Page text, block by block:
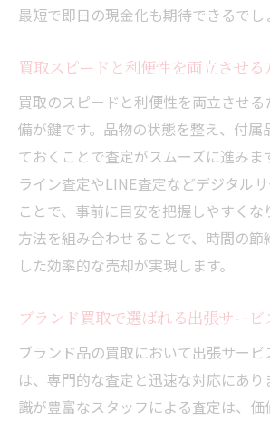
最短で即日の現金化も期待できるでし
買取スピードと利便性を両立させる
買取のスピードと利便性を両立させ
備が鍵です。品物の状態を整え、付属
ておくことで査定がスムーズに進みま
ライン査定やLINE査定などデジタル
ことで、事前に目安を把握しやすくな
方法を組み合わせることで、時間の節
した効率的な売却が実現します。
ブランド買取で選ばれる出張サービ
ブランド品の買取において出張サー
は、専門的な査定と迅速な対応にあり
識が豊富なスタッフによる査定は、価